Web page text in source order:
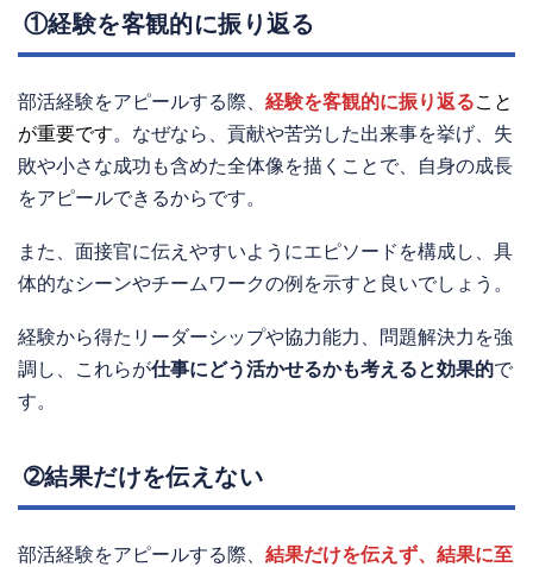
①経験を客観的に振り返る
部活経験をアピールする際、 経験を客観的に振り返ること
が重要です。なぜなら、貢献や苦労した出来事を挙げ、失
敗や小さな成功も含めた全体像を描くことで、自身の成長
をアピールできるからです。
また、面接官に伝えやすいようにエピソードを構成し、具
体的なシーンやチームワークの例を示すと良いでしょう。
経験から得たリーダーシップや協力能力、問題解決力を強
調し、これらが仕事にどう活かせるかも考えると効果的で
す。
➁結果だけを伝えない
部活経験をアピールする際、 結果だけを伝えず、結果に至